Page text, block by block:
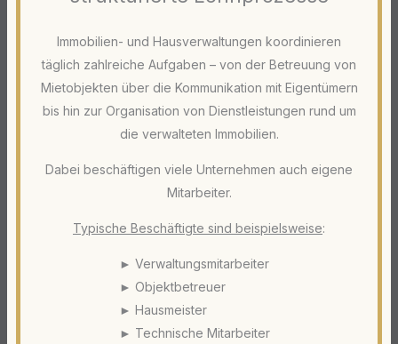
Immobilien- und Hausverwaltungen koordinieren
täglich zahlreiche Aufgaben – von der Betreuung von
Mietobjekten über die Kommunikation mit Eigentümern
bis hin zur Organisation von Dienstleistungen rund um
die verwalteten Immobilien.
Dabei beschäftigen viele Unternehmen auch eigene
Mitarbeiter.
Typische Beschäftigte sind beispielsweise:
► Verwaltungsmitarbeiter
► Objektbetreuer
► Hausmeister
► Technische Mitarbeiter